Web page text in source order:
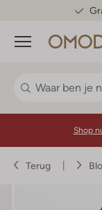
Menu
Shop
Terug